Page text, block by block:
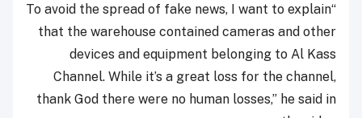
“To avoid the spread of fake news, I want to explain
that the warehouse contained cameras and other
devices and equipment belonging to Al Kass
Channel. While it’s a great loss for the channel,
thank God there were no human losses,” he said in